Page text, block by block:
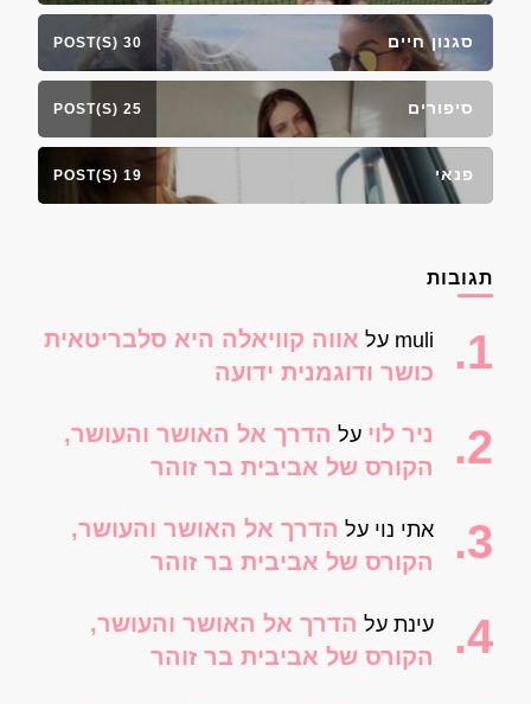
סגנון חיים 30 POST(S)
סיפורים 25 POST(S)
פנאי 19 POST(S)
תגובות
muli על אווה קוויאלה היא סלבריטאית
כושר ודוגמנית ידועה
ניר לוי על הדרך אל האושר והעושר,
הקורס של אביבית בר זוהר
אתי נוי על הדרך אל האושר והעושר,
הקורס של אביבית בר זוהר
עינת על הדרך אל האושר והעושר,
הקורס של אביבית בר זוהר